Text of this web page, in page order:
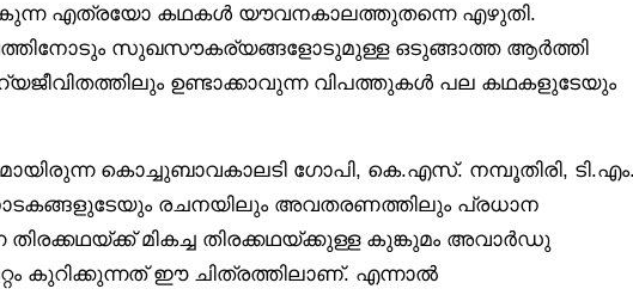
നൽകുന്ന എത്രയോ കഥകൾ യൗവനകാലത്തുതന്നെ എഴുതി.
സുഖസൗകര്യങ്ങളോടുമുള്ള ഒടുങ്ങാത്ത ആർത്തി
ഉണ്ടാക്കാവുന്ന വിപത്തുകൾ പല കഥകളുടേയും
കൊച്ചുബാവകാലടി ഗോപി, കെ.എസ്. നമ്പൂതിരി,
രചനയിലും അവതരണത്തിലും പ്രധാന
മികച്ച തിരക്കഥയ്ക്കുള്ള കുങ്കുമം അവാർഡു
കുറിക്കുന്നത് ഈ ചിത്രത്തിലാണ്. എന്നാൽ